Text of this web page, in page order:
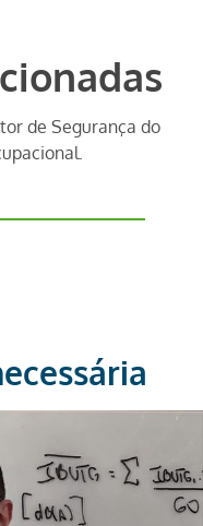
de Segurança do